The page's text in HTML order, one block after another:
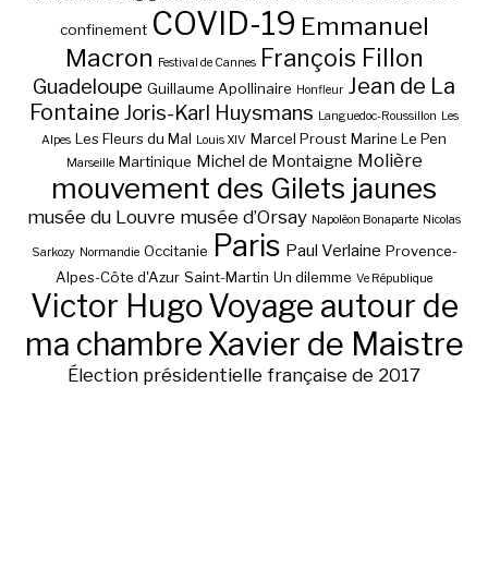
confinement COVID-19 Emmanuel
Macron Festival de Cannes François Fillon
Guadeloupe Guillaume Apollinaire Honfleur Jean de La
Fontaine Joris-Karl Huysmans Languedoc-Roussillon Les
Alpes Les Fleurs du Mal Louis XIV Marcel Proust Marine Le Pen
Marseille Martinique Michel de Montaigne Molière
mouvement des Gilets jaunes
musée du Louvre musée d’Orsay Napoléon Bonaparte Nicolas
Sarkozy Normandie Occitanie Paris Paul Verlaine Provence-
Alpes-Côte d'Azur Saint-Martin Un dilemme Ve République
Victor HugoVoyage autour de
ma chambre Xavier de Maistre
Élection présidentielle française de 2017